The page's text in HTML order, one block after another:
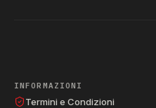
INFORMAZIONI
Termini e Condizioni